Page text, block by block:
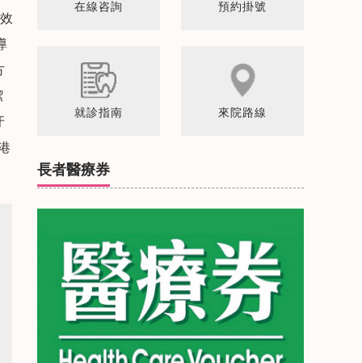
在線咨詢 預約掛號
就診指南 來院路線
長者醫療券